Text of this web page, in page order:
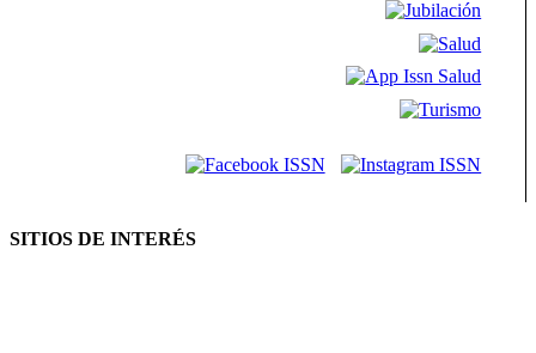
SITIOS DE INTERÉS